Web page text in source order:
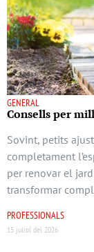
GENERAL
Consells per
Sovint, petits
completament
per renovar el
transformar
PROFESSIONALS
15 juliol del 2026